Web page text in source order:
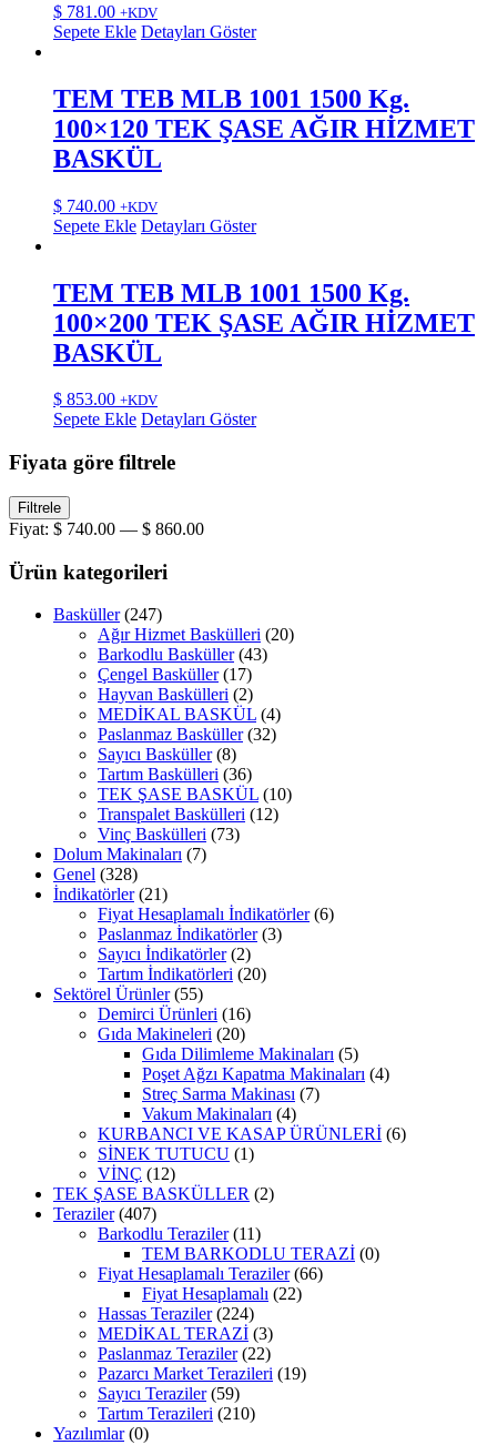
$ 781.00 +KDV
Sepete Ekle Detayları Göster
TEM TEB MLB 1001 1500 Kg.
100×120 TEK ŞASE AĞIR HİZMET
BASKÜL
$ 740.00 +KDV
Sepete Ekle Detayları Göster
TEM TEB MLB 1001 1500 Kg.
100×200 TEK ŞASE AĞIR HİZMET
BASKÜL
$ 853.00 +KDV
Sepete Ekle Detayları Göster
Fiyata göre filtrele
En
düşük
fiyat
En
yüksek
fiyat
Filtrele
Fiyat: $ 740.00 — $ 860.00
Ürün kategorileri
Basküller (247)
Ağır Hizmet Baskülleri (20)
Barkodlu Basküller (43)
Çengel Basküller (17)
Hayvan Baskülleri (2)
MEDİKAL BASKÜL (4)
Paslanmaz Basküller (32)
Sayıcı Basküller (8)
Tartım Baskülleri (36)
TEK ŞASE BASKÜL (10)
Transpalet Baskülleri (12)
Vinç Baskülleri (73)
Dolum Makinaları (7)
Genel (328)
İndikatörler (21)
Fiyat Hesaplamalı İndikatörler (6)
Paslanmaz İndikatörler (3)
Sayıcı İndikatörler (2)
Tartım İndikatörleri (20)
Sektörel Ürünler (55)
Demirci Ürünleri (16)
Gıda Makineleri (20)
Gıda Dilimleme Makinaları (5)
Poşet Ağzı Kapatma Makinaları (4)
Streç Sarma Makinası (7)
Vakum Makinaları (4)
KURBANCI VE KASAP ÜRÜNLERİ (6)
SİNEK TUTUCU (1)
VİNÇ (12)
TEK ŞASE BASKÜLLER (2)
Teraziler (407)
Barkodlu Teraziler (11)
TEM BARKODLU TERAZİ (0)
Fiyat Hesaplamalı Teraziler (66)
Fiyat Hesaplamalı (22)
Hassas Teraziler (224)
MEDİKAL TERAZİ (3)
Paslanmaz Teraziler (22)
Pazarcı Market Terazileri (19)
Sayıcı Teraziler (59)
Tartım Terazileri (210)
Yazılımlar (0)